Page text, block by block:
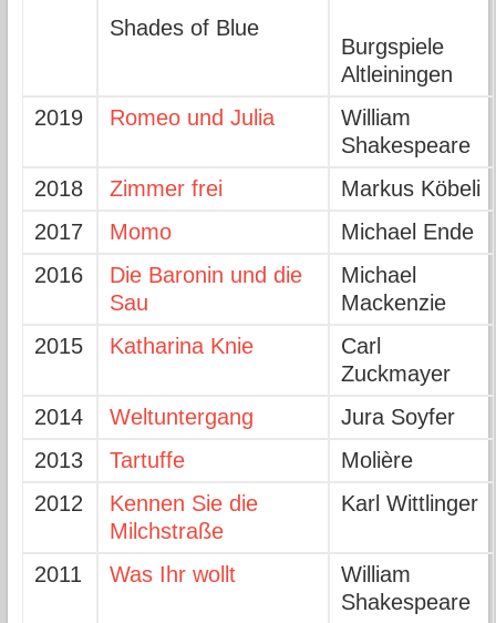
Shades of Blue
Burgspiele
Altleiningen
2019
Romeo und Julia
William
Shakespeare
2018
Zimmer frei
Markus Köbeli
2017
Momo
Michael Ende
2016
Die Baronin und die
Sau
Michael
Mackenzie
2015
Katharina Knie
Carl
Zuckmayer
2014
Weltuntergang
Jura Soyfer
2013
Tartuffe
Molière
2012
Kennen Sie die
Milchstraße
Karl Wittlinger
2011 Was Ihr wollt
William
Shakespeare